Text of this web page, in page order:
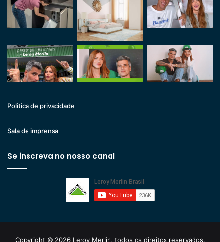
Politica de privacidade
Sala de imprensa
Se inscreva no nosso canal
Copyright © 2026 Leroy Merlin, todos os direitos reservados.